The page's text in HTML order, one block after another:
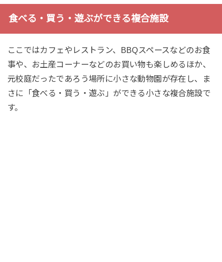
食べる・買う・遊ぶができる複合施設
ここではカフェやレストラン、BBQスペースなどのお食
事や、お土産コーナーなどのお買い物も楽しめるほか、
元校庭だったであろう場所に小さな動物園が存在し、ま
さに「食べる・買う・遊ぶ」ができる小さな複合施設で
す。